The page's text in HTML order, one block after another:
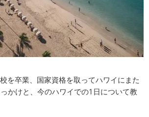
を卒業、国家資格を取ってハワイにまた
かけと、今のハワイでの1日について教